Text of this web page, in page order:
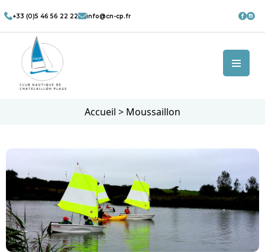
+33 (0)5 46 56 22 22 info@cn-cp.fr
Accueil > Moussaillon